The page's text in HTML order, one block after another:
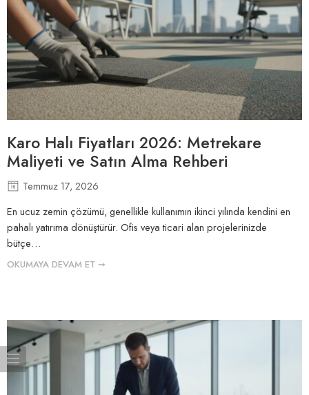
Karo Halı Fiyatları 2026: Metrekare
Maliyeti ve Satın Alma Rehberi
Temmuz 17, 2026
En ucuz zemin çözümü, genellikle kullanımın ikinci yılında kendini en
pahalı yatırıma dönüştürür. Ofis veya ticari alan projelerinizde
bütçe…
OKUMAYA DEVAM ET ➞